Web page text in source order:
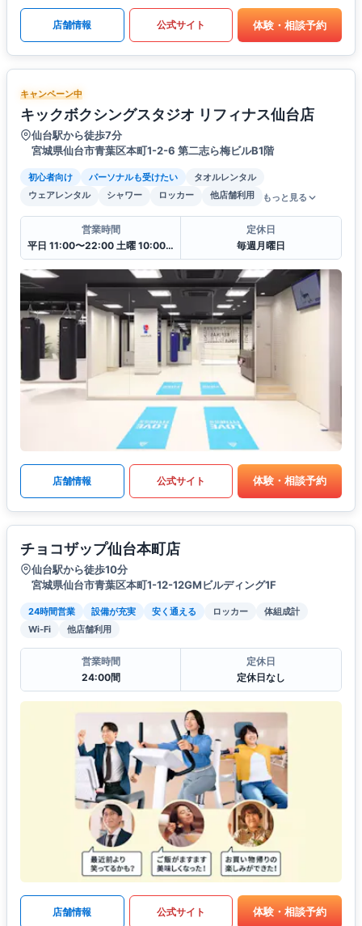
店舗情報 公式サイト 体験・相談予約
キャンペーン中
キックボクシングスタジオ リフィナス仙台店
仙台駅から徒歩7分
宮城県仙台市青葉区本町1-2-6 第二志ら梅ビルB1階
初心者向け パーソナルも受けたい
タオルレンタル
ウェアレンタル
シャワー ロッカー 他店舗利用 もっと見る
営業時間
平日 11:00〜22:00 土曜 10:00〜20:00 日・祝 10:00〜18:00
定休日
毎週月曜日
店舗情報 公式サイト 体験・相談予約
チョコザップ仙台本町店
仙台駅から徒歩10分
宮城県仙台市青葉区本町1-12-12GMビルディング1F
24時間営業 設備が充実 安く通える ロッカー
体組成計
Wi-Fi
他店舗利用
営業時間
24:00間
定休日
定休日なし
店舗情報 公式サイト 体験・相談予約